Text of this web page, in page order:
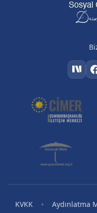
Sosyal
KVKK • Aydınlatma